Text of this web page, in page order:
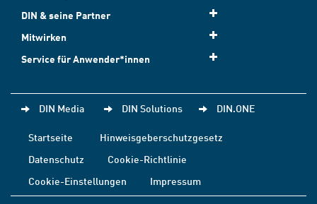
DIN & seine Partner
Mitwirken
Service für Anwender*innen
DIN Media DIN Solutions DIN.ONE
Startseite
Hinweisgeberschutzgesetz
Datenschutz
Cookie-Richtlinie
Cookie-Einstellungen
Impressum